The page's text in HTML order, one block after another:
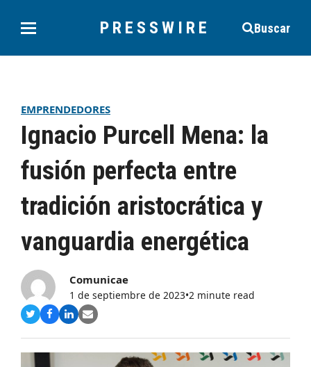
PRESSWIRE Buscar
EMPRENDEDORES
Ignacio Purcell Mena: la
fusión perfecta entre
tradición aristocrática y
vanguardia energética
Comunicae
1 de septiembre de 2023•2 minute read
Compartir
Twitter
Compartir
Facebook
Compartir
LinkedIn
Share
Email